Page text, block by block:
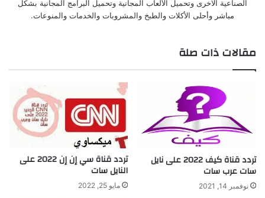
الصناعية الاخرى وتحميل الألعاب المجانية وتحميل البرامج المجانية بشكل
مباشر وأحلى الأكلات والطبخ والمشروبات والخدمات والمنوعات.
مقالات ذات صلة
تردد قناة كيف 2022 على نايل
سات عرب سات
نوفمبر 14, 2021
تردد قناة سي إن إن 2022 على
النايل سات
مايو 25, 2022